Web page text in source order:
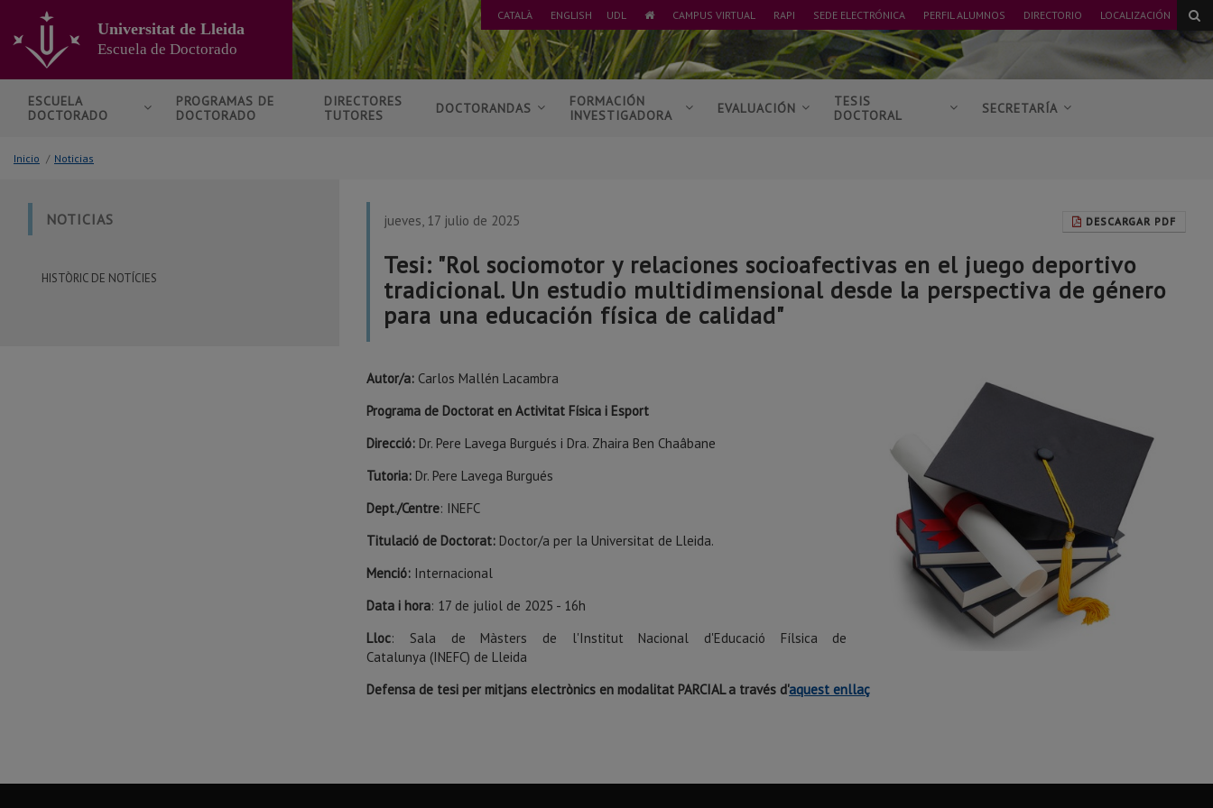
contenido
principal
de
página
UDL
IR
INICIO
CAMPUS VIRTUAL RAPI SEDE ELECTRÓNICA PERFIL ALUMNOS DIRECTORIO LOCALIZACIÓN
CATALÀ ENGLISH
Universitat de Lleida
Escuela de Doctorado
ESCUELA
DOCTORADO
PROGRAMAS DE
DOCTORADO
DIRECTORES
TUTORES
DOCTORANDAS
FORMACIÓN
INVESTIGADORA
EVALUACIÓN
TESIS
DOCTORAL
SECRETARÍA
Inicio / Noticias
NOTICIAS
HISTÒRIC DE NOTÍCIES
DESCARGAR PDF
jueves, 17 julio de 2025
Tesi: "Rol sociomotor y relaciones socioafectivas en el juego deportivo
tradicional. Un estudio multidimensional desde la perspectiva de género
para una educación física de calidad"
Autor/a: Carlos Mallén Lacambra
Programa de Doctorat en Activitat Física i Esport
Direcció: Dr. Pere Lavega Burgués i Dra. Zhaira Ben Chaâbane
Tutoria: Dr. Pere Lavega Burgués
Dept./Centre: INEFC
Titulació de Doctorat: Doctor/a per la Universitat de Lleida.
Menció: Internacional
Data i hora: 17 de juliol de 2025 - 16h
Lloc: Sala de Màsters de l'Institut Nacional d'Educació Fílsica de
Catalunya (INEFC) de Lleida
Defensa de tesi per mitjans electrònics en modalitat PARCIAL a través d'aquest enllaç